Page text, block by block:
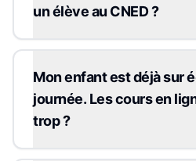
un élève au CNED ?
Mon enfant est déjà sur
journée. Les cours en
trop ?